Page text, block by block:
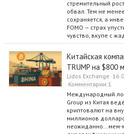
стремительный
обвал. Тем не
сохраняется, а
FOMO — страх
чувство, вкупе с
Китайская
TRUMP на $800
Lidos Exchange
Комментарии 1
Международный
Group из Китая
криптовалют на
миллионов
неожиданно… мем-